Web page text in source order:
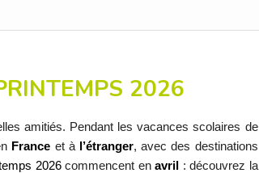
2026
amitiés. Pendant les vacances scolaires de
France et à l’étranger, avec des destinations
2026commencent enavril : découvrez la